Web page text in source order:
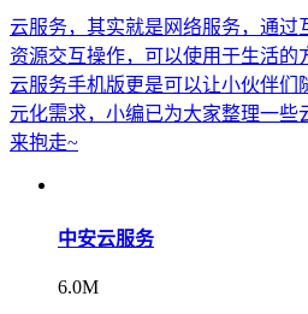
云服务，其实就是网络服务，通过
资源交互操作，可以使用于生活的
云服务手机版更是可以让小伙伴们
元化需求，小编已为大家整理一些
来抱走~
中安云服务
6.0M